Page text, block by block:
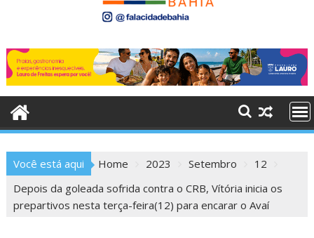
Você está aqui Home 2023 Setembro
12
Depois da goleada sofrida contra o CRB, Vítória inicia os
prepartivos nesta terça-feira(12) para encarar o Avaí